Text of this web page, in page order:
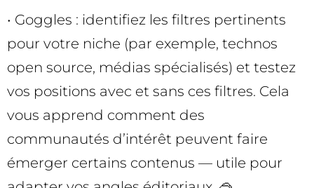
• Goggles : identifiez les filtres pertinents
pour votre niche (par exemple, technos
open source, médias spécialisés) et testez
vos positions avec et sans ces filtres. Cela
vous apprend comment des
communautés d’intérêt peuvent faire
émerger certains contenus — utile pour